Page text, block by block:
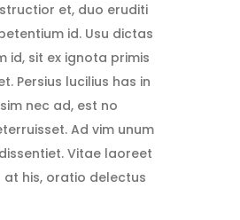
et, duo eruditi
id. Usu dictas
id, sit ex ignota primis
Persius lucilius has in
nec ad, est no
Ad vim unum
Vitae laoreet
at his, oratio delectus